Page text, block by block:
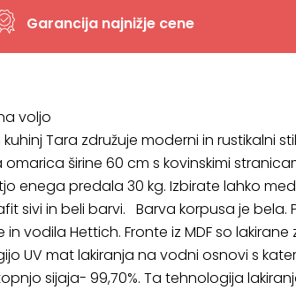
Garancija najnižje cene
voljo
Tara združuje moderni in rustikalni
omarica širine 60 cm s kovinskimi
enega predala 30 kg. Izbirate lahko
sivi in beli barvi. Barva korpusa je bela.
in vodila Hettich. Fronte iz MDF so
UV mat lakiranja na vodni osnovi s
sijaja- 99,70%. Ta tehnologija